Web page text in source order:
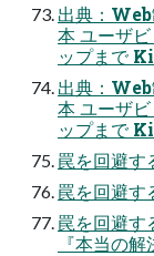
出典：
本 ユーザ
ップまで
出典：
本 ユーザ
ップまで
罠を回避す
罠を回避す
罠を回避す
『本当の